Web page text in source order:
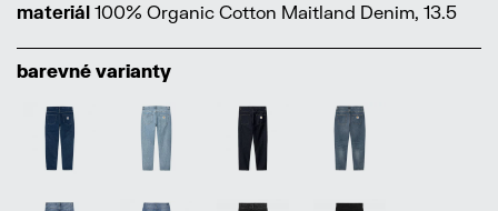
materiál 100% Organic Cotton Maitland Denim, 13.5
barevné varianty